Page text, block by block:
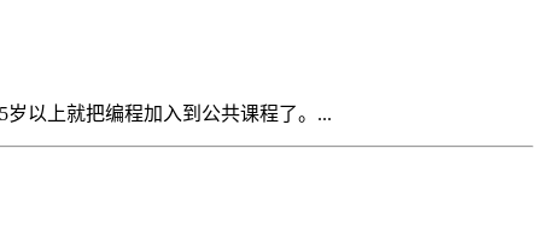
以上就把编程加入到公共课程了。...